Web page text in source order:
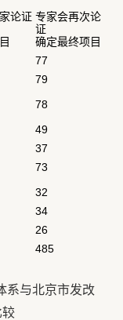
论证 专家会再次论
证
确定最终项目
77
79
78
49
37
73
32
34
26
485
与北京市发改
较